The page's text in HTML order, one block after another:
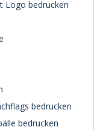
Logo bedrucken
bedrucken
bedrucken